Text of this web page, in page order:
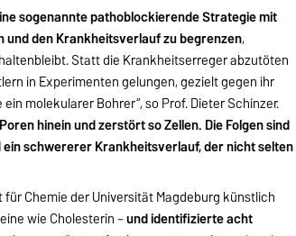
sogenannte pathoblockierende Strategie mit
den Krankheitsverlauf zu begrenzen,
Statt die Krankheitserreger abzutöten
in Experimenten gelungen, gezielt gegen ihr
molekularer Bohrer“, so Prof. Dieter Schinzer.
hinein und zerstört so Zellen. Die Folgen sind
schwererer Krankheitsverlauf, der nicht selten
Chemie der Universität Magdeburg künstlich
wie Cholesterin –und identifizierte acht